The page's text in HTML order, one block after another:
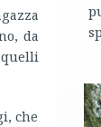
da
che